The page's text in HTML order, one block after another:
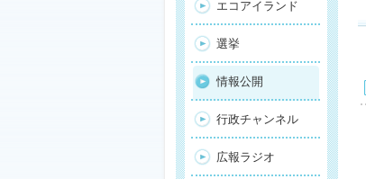
エコアイランド
選挙
情報公開
行政チャンネル
広報ラジオ